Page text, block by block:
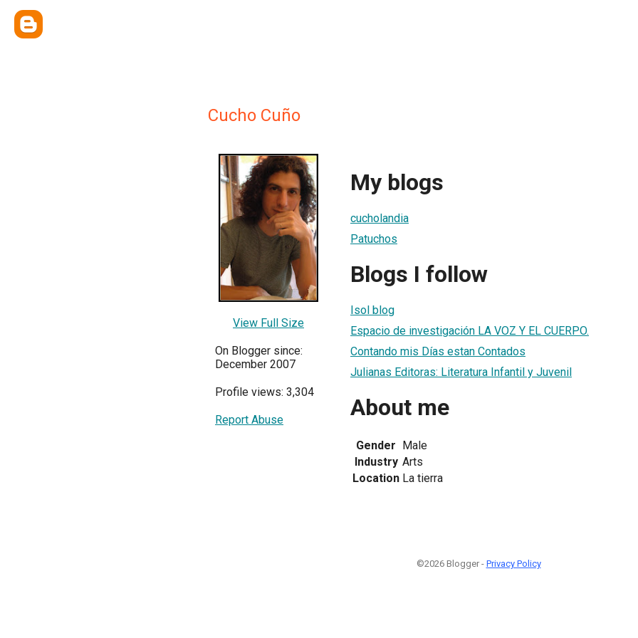
Cucho Cuño
View Full Size
On Blogger since:
December 2007
Profile views: 3,304
Report Abuse
My blogs
cucholandia
Patuchos
Blogs I follow
Isol blog
Espacio de investigación LA VOZ Y EL CUERPO.
Contando mis Días estan Contados
Julianas Editoras: Literatura Infantil y Juvenil
About me
Gender Male
Industry Arts
Location La tierra
©2026 Blogger - Privacy Policy